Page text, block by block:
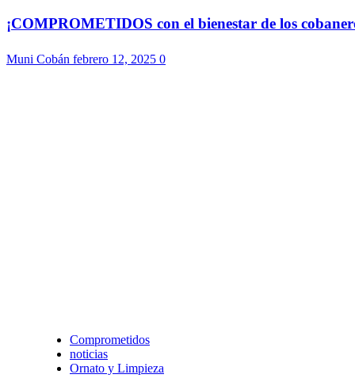
¡COMPROMETIDOS con el bienestar de los
Muni Cobán febrero 12, 2025 0
Comprometidos
noticias
Ornato y Limpieza